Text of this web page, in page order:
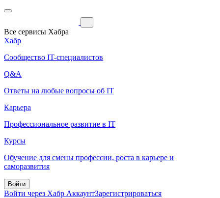
Все сервисы Хабра
Хабр
Сообщество IT-специалистов
Q&A
Ответы на любые вопросы об IT
Карьера
Профессиональное развитие в IT
Курсы
Обучение для смены профессии, роста в карьере и
саморазвития
Войти
Войти через Хабр АккаунтЗарегистрироваться